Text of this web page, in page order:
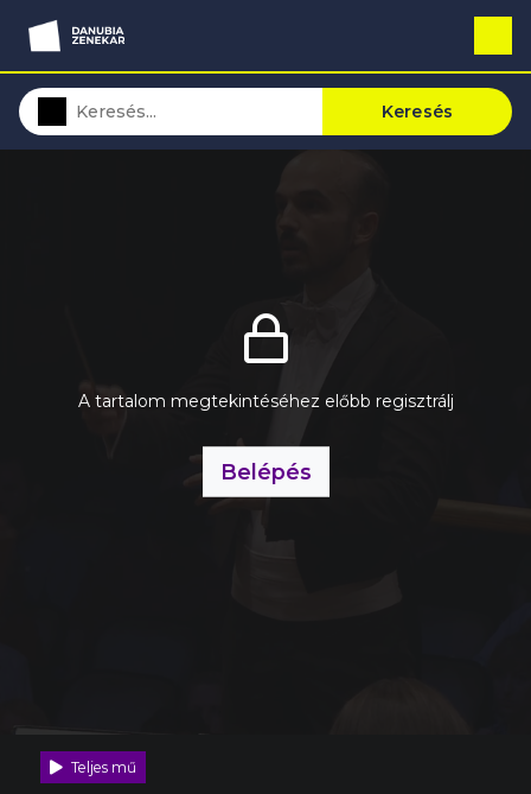
Keresés
A tartalom megtekintéséhez előbb regisztrálj
Belépés
Teljes mű